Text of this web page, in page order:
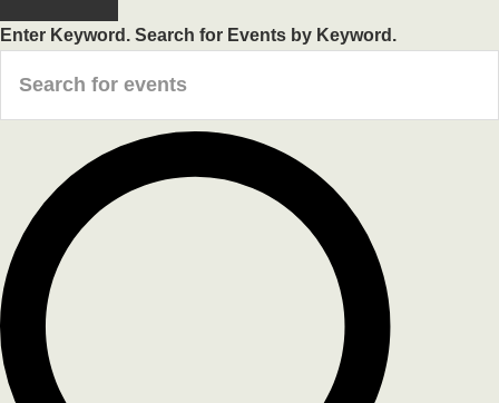
Enter Keyword. Search for Events by Keyword.